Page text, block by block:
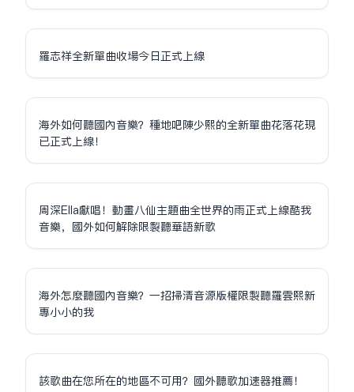
羅志祥全新單曲收場今日正式上線
海外如何聽國內音樂？種地吧陳少熙的全新單曲花落花現
已正式上線！
周深Ella獻唱！動畫八仙主題曲全世界的雨正式上線酷我
音樂，國外如何解除限制聽華語新歌
海外怎麼聽國內音樂？一招掃清音源版權限制聽羅雲熙新
專小小的我
該歌曲在您所在的地區不可用？國外聽歌加速器推薦！